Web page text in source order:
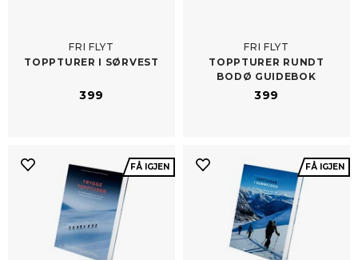
FRI FLYT
TOPPTURER I SØRVEST
399
FRI FLYT
TOPPTURER RUNDT
BODØ GUIDEBOK
399
FÅ IGJEN FÅ IGJEN